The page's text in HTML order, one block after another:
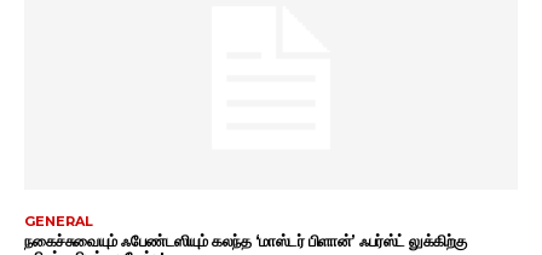
GENERAL
நகைச்சுவையும் ஃபேண்டஸியும் கலந்த ‘மாஸ்டர் பிளான்’ ஃபர்ஸ்ட் லுக்கிற்கு